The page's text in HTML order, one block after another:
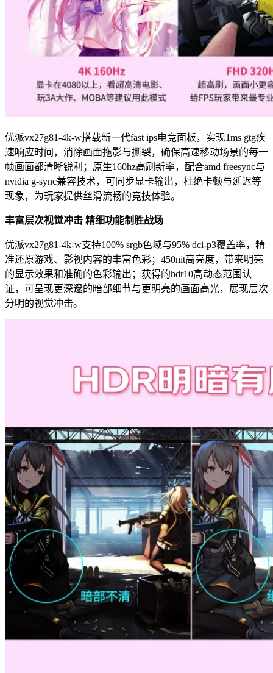
优派vx27g81-4k-w搭载新一代fast ips电竞面板，实现1ms gtg疾
速响应时间，消除画面拖影与撕裂，确保高速移动场景的每一
帧画面都清晰锐利；原生160hz高刷新率，配合amd freesync与
nvidia g-sync兼容技术，可同步显卡输出，杜绝卡顿与延迟等
现象，为玩家提供丝滑流畅的竞技体验。
丰富层次视觉冲击 精细功能制胜战场
优派vx27g81-4k-w支持100% srgb色域与95% dci-p3覆盖率，精
准还原游戏、影视内容的丰富色彩；450nit高亮度，带来明亮
的显示效果和准确的色彩输出；获得的hdr10高动态范围认
证，可呈现更深邃的暗部细节与更明亮的画面高光，展现层次
分明的视觉冲击。